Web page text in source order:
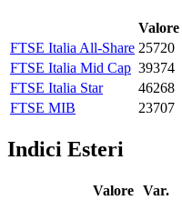
Valore
FTSE Italia All-Share 25720
FTSE Italia Mid Cap 39374
FTSE Italia Star
46268
FTSE MIB
23707
Indici Esteri
Valore Var.